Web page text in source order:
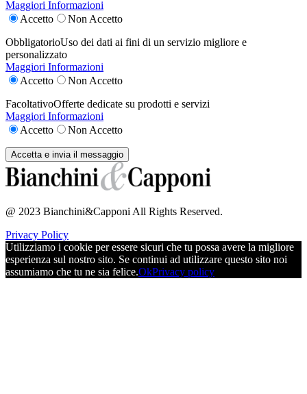
Maggiori Informazioni
Accetto
Non Accetto
ObbligatorioUso dei dati ai fini di un servizio migliore e
personalizzato
Maggiori Informazioni
Accetto
Non Accetto
FacoltativoOfferte dedicate su prodotti e servizi
Maggiori Informazioni
Accetto
Non Accetto
@ 2023 Bianchini&Capponi All Rights Reserved.
Privacy Policy
Utilizziamo i cookie per essere sicuri che tu possa avere la migliore
esperienza sul nostro sito. Se continui ad utilizzare questo sito noi
assumiamo che tu ne sia felice.OkPrivacy policy